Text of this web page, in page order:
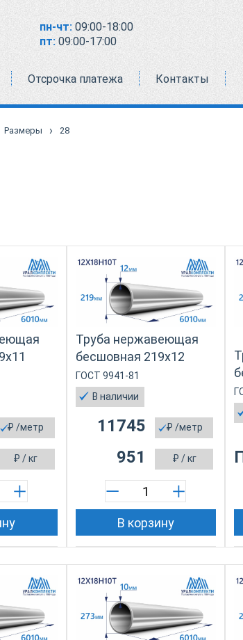
пн-чт: 09:00-18:00
пт: 09:00-17:00
Отсрочка платежа Контакты
Размеры › 28
₽ /метр
₽ / кг
Труба нержавеющая
бесшовная 219х12
ГОСТ 9941-81
В наличии
₽ /метр
11745
₽ / кг
951
В корзину